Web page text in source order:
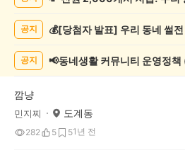
목
공지
공지 📢동네생활 커뮤니티 운영정
깜냥
민지찌 도계동
282 5 51년 전